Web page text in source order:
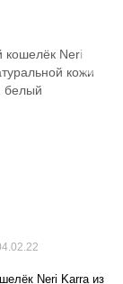
Neri Karra из